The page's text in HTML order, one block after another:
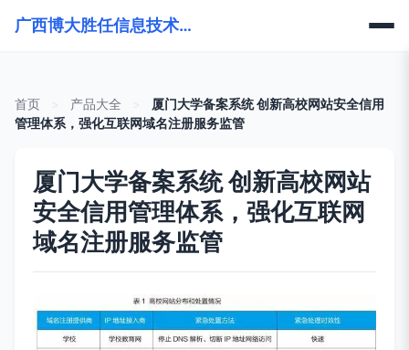
广西博大胜任信息技术有限公司
首页 产品大全
厦门大学备案系统 创新高校网站安全信用
管理体系，强化互联网域名注册服务监管
厦门大学备案系统 创新高校网站
安全信用管理体系，强化互联网
域名注册服务监管